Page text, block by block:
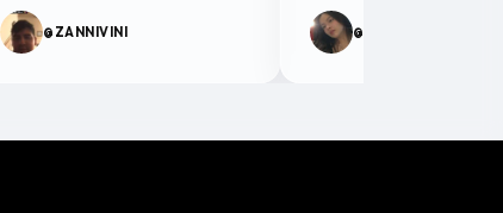
@ZANNIVINI @SORAIAOFIC